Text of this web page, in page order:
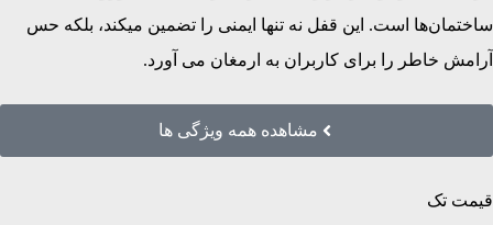
ساختمان‌ها است. این قفل نه‌ تنها ایمنی را تضمین میکند، بلکه حس
آرامش خاطر را برای کاربران به ارمغان می آورد.
مشاهده همه ویژگی ها
قیمت تک